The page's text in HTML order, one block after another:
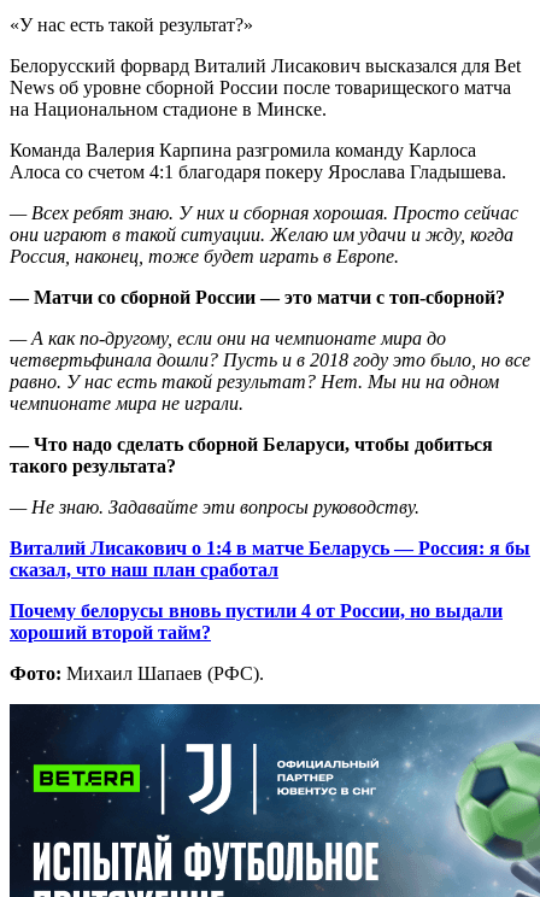
«У нас есть такой результат?»
Белорусский форвард Виталий Лисакович высказался для Bet
News об уровне сборной России после товарищеского матча
на Национальном стадионе в Минске.
Команда Валерия Карпина разгромила команду Карлоса
Алоса со счетом 4:1 благодаря покеру Ярослава Гладышева.
— Всех ребят знаю. У них и сборная хорошая. Просто сейчас
они играют в такой ситуации. Желаю им удачи и жду, когда
Россия, наконец, тоже будет играть в Европе.
— Матчи со сборной России — это матчи с топ-сборной?
— А как по-другому, если они на чемпионате мира до
четвертьфинала дошли? Пусть и в 2018 году это было, но все
равно. У нас есть такой результат? Нет. Мы ни на одном
чемпионате мира не играли.
— Что надо сделать сборной Беларуси, чтобы добиться
такого результата?
— Не знаю. Задавайте эти вопросы руководству.
Виталий Лисакович о 1:4 в матче Беларусь — Россия: я бы
сказал, что наш план сработал
Почему белорусы вновь пустили 4 от России, но выдали
хороший второй тайм?
Фото: Михаил Шапаев (РФС).